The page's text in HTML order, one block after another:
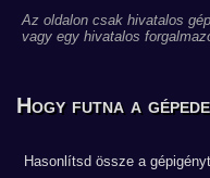
Az oldalon csak hivatalos
vagy egy hivatalos
Hogy futna a
Hasonlítsd össze a